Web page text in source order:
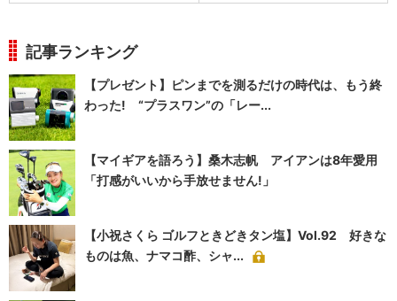
記事ランキング
【プレゼント】ピンまでを測るだけの時代は、もう終
わった! “プラスワン”の「レー...
【マイギアを語ろう】桑木志帆 アイアンは8年愛用
「打感がいいから手放せません!」
【小祝さくら ゴルフときどきタン塩】Vol.92 好きな
ものは魚、ナマコ酢、シャ...